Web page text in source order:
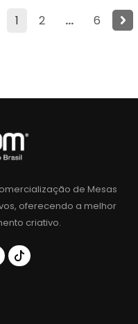
1 2 ... 6
de Mesas
oferecendo a melhor
criativo.